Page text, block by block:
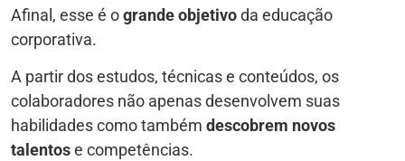
Afinal, esse é ogrande objetivoda educação
corporativa.
A partir dos estudos, técnicas e conteúdos, os
colaboradores não apenas desenvolvem suas
habilidades como também descobrem novos
talentose competências.